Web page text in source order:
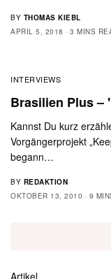
BY THOMAS KIEBL
APRIL 5, 2018
3 MINS
INTERVIEWS
Brasilien Plus –
Kannst Du kurz
Vorgängerprojekt
begann…
BY REDAKTION
OKTOBER 13, 2010
9
Artikel